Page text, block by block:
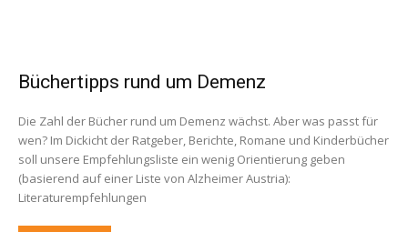
Büchertipps rund um Demenz
Die Zahl der Bücher rund um Demenz wächst. Aber was passt für
wen? Im Dickicht der Ratgeber, Berichte, Romane und Kinderbücher
soll unsere Empfehlungsliste ein wenig Orientierung geben
(basierend auf einer Liste von Alzheimer Austria):
Literaturempfehlungen